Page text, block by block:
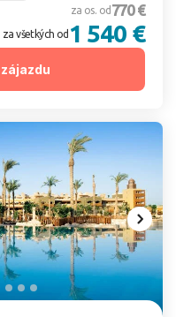
za os. od 770 €
za všetkých od 1 540 €